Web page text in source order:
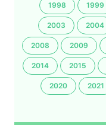
1998 1999
2003 2004
2008 2009
2014 2015
2020 2021